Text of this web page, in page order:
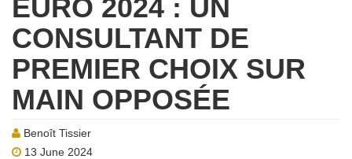
EURO 2024 : UN
CONSULTANT DE
PREMIER CHOIX SUR
MAIN OPPOSÉE
Benoît Tissier
13 June 2024